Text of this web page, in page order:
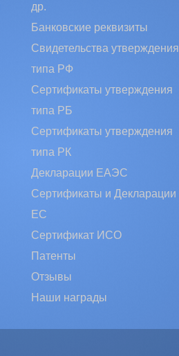
др.
Банковские реквизиты
Свидетельства утверждения
типа РФ
Сертификаты утверждения
типа РБ
Сертификаты утверждения
типа РК
Декларации ЕАЭС
Сертификаты и Декларации
EC
Сертификат ИСО
Патенты
Отзывы
Наши награды